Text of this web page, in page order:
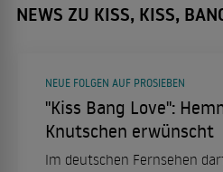
NEWS ZU KISS, KISS,
NEUE FOLGEN AUF PROSIEBEN
"Kiss Bang Love":
Knutschen erwünscht
Im deutschen Fernsehen